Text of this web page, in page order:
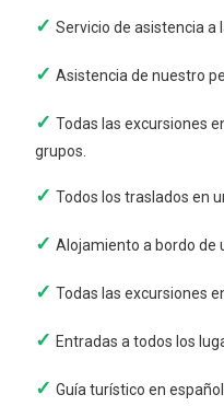
Servicio de asistencia a
Asistencia de nuestro
Todas las excursiones
grupos.
Todos los traslados en
Alojamiento a bordo de
Todas las excursiones
Entradas a todos los
Guía turístico en